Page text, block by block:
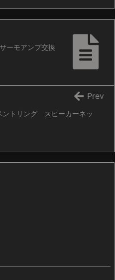
ーモアンプ交換
ントリング スピーカーネッ
Prev